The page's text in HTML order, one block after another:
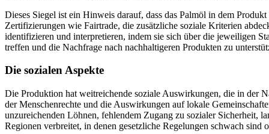
Dieses Siegel ist ein Hinweis darauf, dass das Palmöl in dem
Zertifizierungen wie Fairtrade, die zusätzliche soziale Kriterien
identifizieren und interpretieren, indem sie sich über die jeweiligen
treffen und die Nachfrage nach nachhaltigeren Produkten zu
Die sozialen Aspekte
Die Produktion hat weitreichende soziale Auswirkungen, die in der
der Menschenrechte und die Auswirkungen auf lokale
unzureichenden Löhnen, fehlendem Zugang zu sozialer Sicherheit,
Regionen verbreitet, in denen gesetzliche Regelungen schwach sind